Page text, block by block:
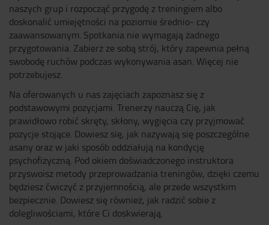
naszych grup i rozpocząć przygodę z treningiem albo
doskonalić umiejętności na poziomie średnio- czy
zaawansowanym. Spotkania nie wymagają żadnego
przygotowania. Zabierz ze sobą strój, który zapewnia pełną
swobodę ruchów podczas wykonywania asan. Więcej nie
potrzebujesz.
Na oferowanych u nas zajęciach zapoznasz się z
podstawowymi pozycjami. Trenerzy nauczą Cię, jak
prawidłowo robić skręty, skłony, wygięcia czy przyjmować
pozycje stojące. Dowiesz się, jak nazywają się poszczególne
asany oraz w jaki sposób oddziałują na kondycję
psychofizyczną. Pod okiem doświadczonego instruktora
przyswoisz metody przeprowadzania treningów, dzięki czemu
będziesz ćwiczyć z przyjemnością, ale przede wszystkim
bezpiecznie. Dowiesz się również, jak radzić sobie z
dolegliwościami, które Ci doskwierają.